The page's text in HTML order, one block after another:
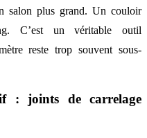
salon plus grand. Un couloir
C’est un véritable outil
reste trop souvent sous-
: joints de carrelage